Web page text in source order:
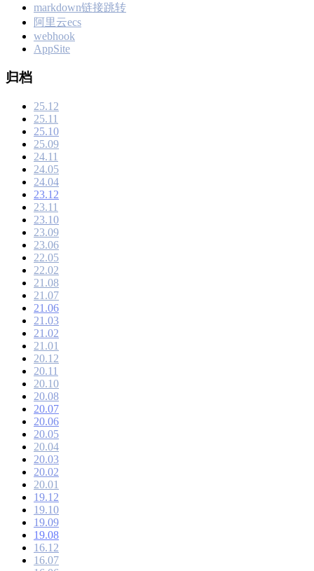
markdown链接跳转
阿里云ecs
webhook
AppSite
归档
25.12
25.11
25.10
25.09
24.11
24.05
24.04
23.12
23.11
23.10
23.09
23.06
22.05
22.02
21.08
21.07
21.06
21.03
21.02
21.01
20.12
20.11
20.10
20.08
20.07
20.06
20.05
20.04
20.03
20.02
20.01
19.12
19.10
19.09
19.08
16.12
16.07